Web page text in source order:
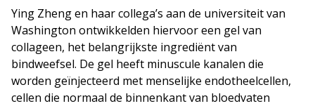
Ying Zheng en haar collega’s aan de universiteit van
Washington ontwikkelden hiervoor een gel van
collageen, het belangrijkste ingrediënt van
bindweefsel. De gel heeft minuscule kanalen die
worden geïnjecteerd met menselijke endotheelcellen,
cellen die normaal de binnenkant van bloedvaten